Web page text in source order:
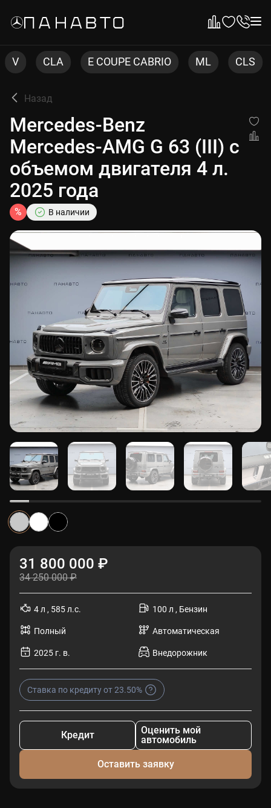
ML CLS C COUPE C E
Назад
Mercedes-Benz
Mercedes-AMG G 63 (III) с
объемом двигателя 4 л.
2025 года
% В наличии
31 800 000 ₽
34 250 000 ₽
4 л , 585 л.с. 100 л , Бензин
Полный Автоматическая
2025 г. в. Внедорожник
Ставка по кредиту от 23.50%
Кредит
Оценить мой
автомобиль
Оставить заявку